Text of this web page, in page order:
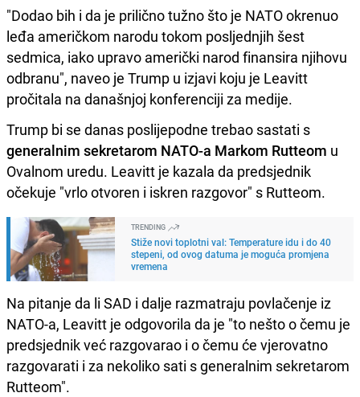
"Dodao bih i da je prilično tužno što je NATO okrenuo
leđa američkom narodu tokom posljednjih šest
sedmica, iako upravo američki narod finansira njihovu
odbranu", naveo je Trump u izjavi koju je Leavitt
pročitala na današnjoj konferenciji za medije.
Trump bi se danas poslijepodne trebao sastati s
generalnim sekretarom NATO-a Markom Rutteom u
Ovalnom uredu. Leavitt je kazala da predsjednik
očekuje "vrlo otvoren i iskren razgovor" s Rutteom.
TRENDING
Stiže novi toplotni val: Temperature idu i do 40
stepeni, od ovog datuma je moguća promjena
vremena
Na pitanje da li SAD i dalje razmatraju povlačenje iz
NATO-a, Leavitt je odgovorila da je "to nešto o čemu je
predsjednik već razgovarao i o čemu će vjerovatno
razgovarati i za nekoliko sati s generalnim sekretarom
Rutteom".